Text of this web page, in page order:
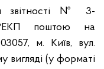
звітності № 3-
поштою на
м. Київ, вул.
вигляді (у форматі